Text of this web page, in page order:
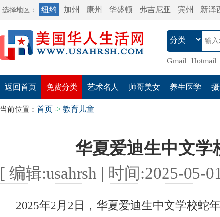
选择地区： 纽约 加州 康州 华盛顿 弗吉尼亚 宾州 新泽
Gmail Hotmail
返回首页 免费分类 艺术名人 帅哥美女 养生医学
当前位置： 首页 -> 教育儿童
华夏爱迪生中文学
[ 编辑:usahrsh | 时间:2025-05-
2025年2月2日，华夏爱迪生中文学校蛇